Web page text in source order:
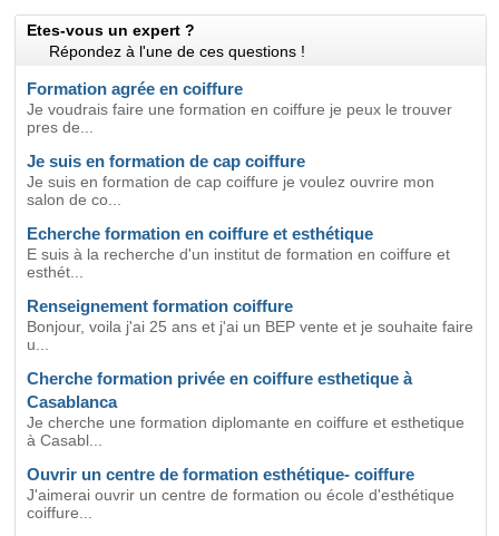
Etes-vous un expert ?
Répondez à l'une de ces questions !
Formation agrée en coiffure
Je voudrais faire une formation en coiffure je peux le trouver
pres de...
Je suis en formation de cap coiffure
Je suis en formation de cap coiffure je voulez ouvrire mon
salon de co...
Echerche formation en coiffure et esthétique
E suis à la recherche d'un institut de formation en coiffure et
esthét...
Renseignement formation coiffure
Bonjour, voila j'ai 25 ans et j'ai un BEP vente et je souhaite faire
u...
Cherche formation privée en coiffure esthetique à
Casablanca
Je cherche une formation diplomante en coiffure et esthetique
à Casabl...
Ouvrir un centre de formation esthétique- coiffure
J'aimerai ouvrir un centre de formation ou école d'esthétique
coiffure...